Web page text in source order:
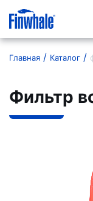
Главная Каталог
Фильтр